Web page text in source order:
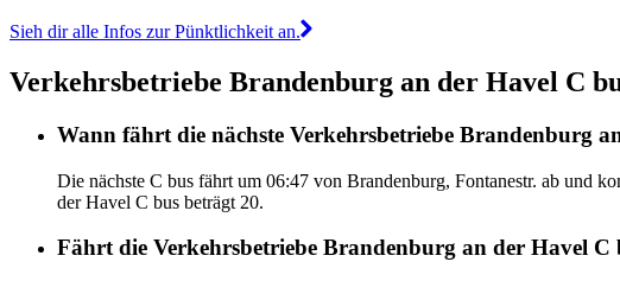
Sieh dir alle Infos zur Pünktlichkeit an.
Verkehrsbetriebe Brandenburg an der Havel C
Wann fährt die nächste Verkehrsbetriebe Brandenburg
Die nächste C bus fährt um 06:47 von Brandenburg, Fontanestr. ab und
der Havel C bus beträgt 20.
Fährt die Verkehrsbetriebe Brandenburg an der Havel